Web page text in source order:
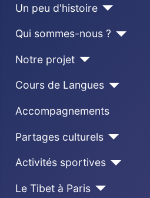
Un peu d'histoire
Qui sommes-nous ?
Notre projet
Cours de Langues
Accompagnements
Partages culturels
Activités sportives
Le Tibet à Paris